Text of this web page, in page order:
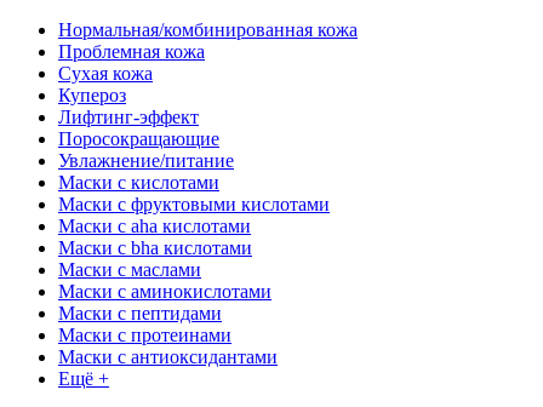
Нормальная/комбинированная кожа
Проблемная кожа
Сухая кожа
Купероз
Лифтинг-эффект
Поросокращающие
Увлажнение/питание
Маски с кислотами
Маски с фруктовыми кислотами
Маски с aha кислотами
Маски с bha кислотами
Маски с маслами
Маски с аминокислотами
Маски с пептидами
Маски с протеинами
Маски с антиоксидантами
Ещё +